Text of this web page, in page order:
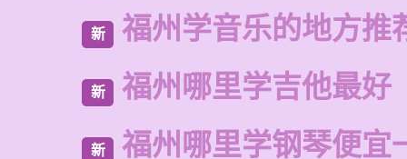
新 福州学音乐的地方推
新 福州哪里学吉他最好
新 福州哪里学钢琴便宜